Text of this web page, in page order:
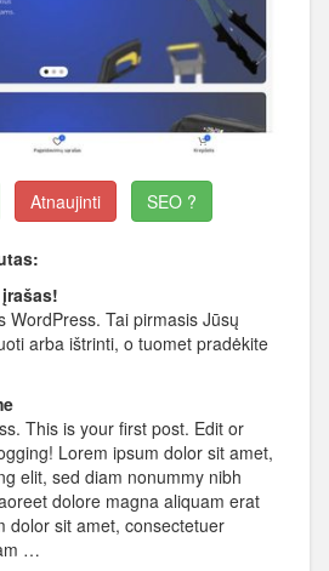
Atnaujinti SEO ?
WordPress. Tai pirmasis Jūsų
arba ištrinti, o tuomet pradėkite
This is your first post. Edit or
Lorem ipsum dolor sit amet,
elit, sed diam nonummy nibh
dolore magna aliquam erat
dolor sit amet, consectetuer
…